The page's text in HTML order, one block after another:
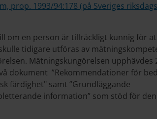
prop. 1993/94:178 (på Sveriges riksdags
om en person är tillräckligt kunnig för
tidigare utföras av
Mätningskungörelsen upphävdes
dokument ”Rekommendationer för
färdighet" samt ”Grundläggande
information” som stöd för